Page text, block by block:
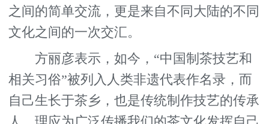
之间的简单交流，更是来自不同大陆的不同
文化之间的一次交汇。
方丽彦表示，如今，“中国制茶技艺和
相关习俗”被列入人类非遗代表作名录，而
自己生长于茶乡，也是传统制作技艺的传承